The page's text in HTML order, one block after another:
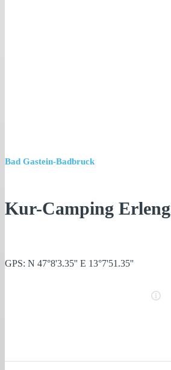
Bad Gastein-Badbruck
Kur-Camping
GPS: N 47°8'3.35'' E 13°7'51.35''